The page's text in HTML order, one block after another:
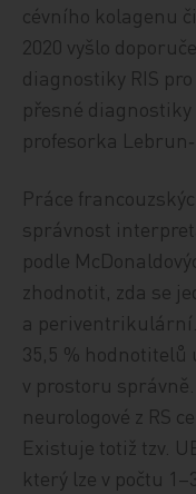
cévního kolagenu
2020 vyšlo
diagnostiky RIS
přesné diagnostiky
profesorka
Práce
správnost
podle
zhodnotit, zda se
a
35,5 %
v prostoru
neurologové z RS
Existuje totiž tzv.
který lze v počtu